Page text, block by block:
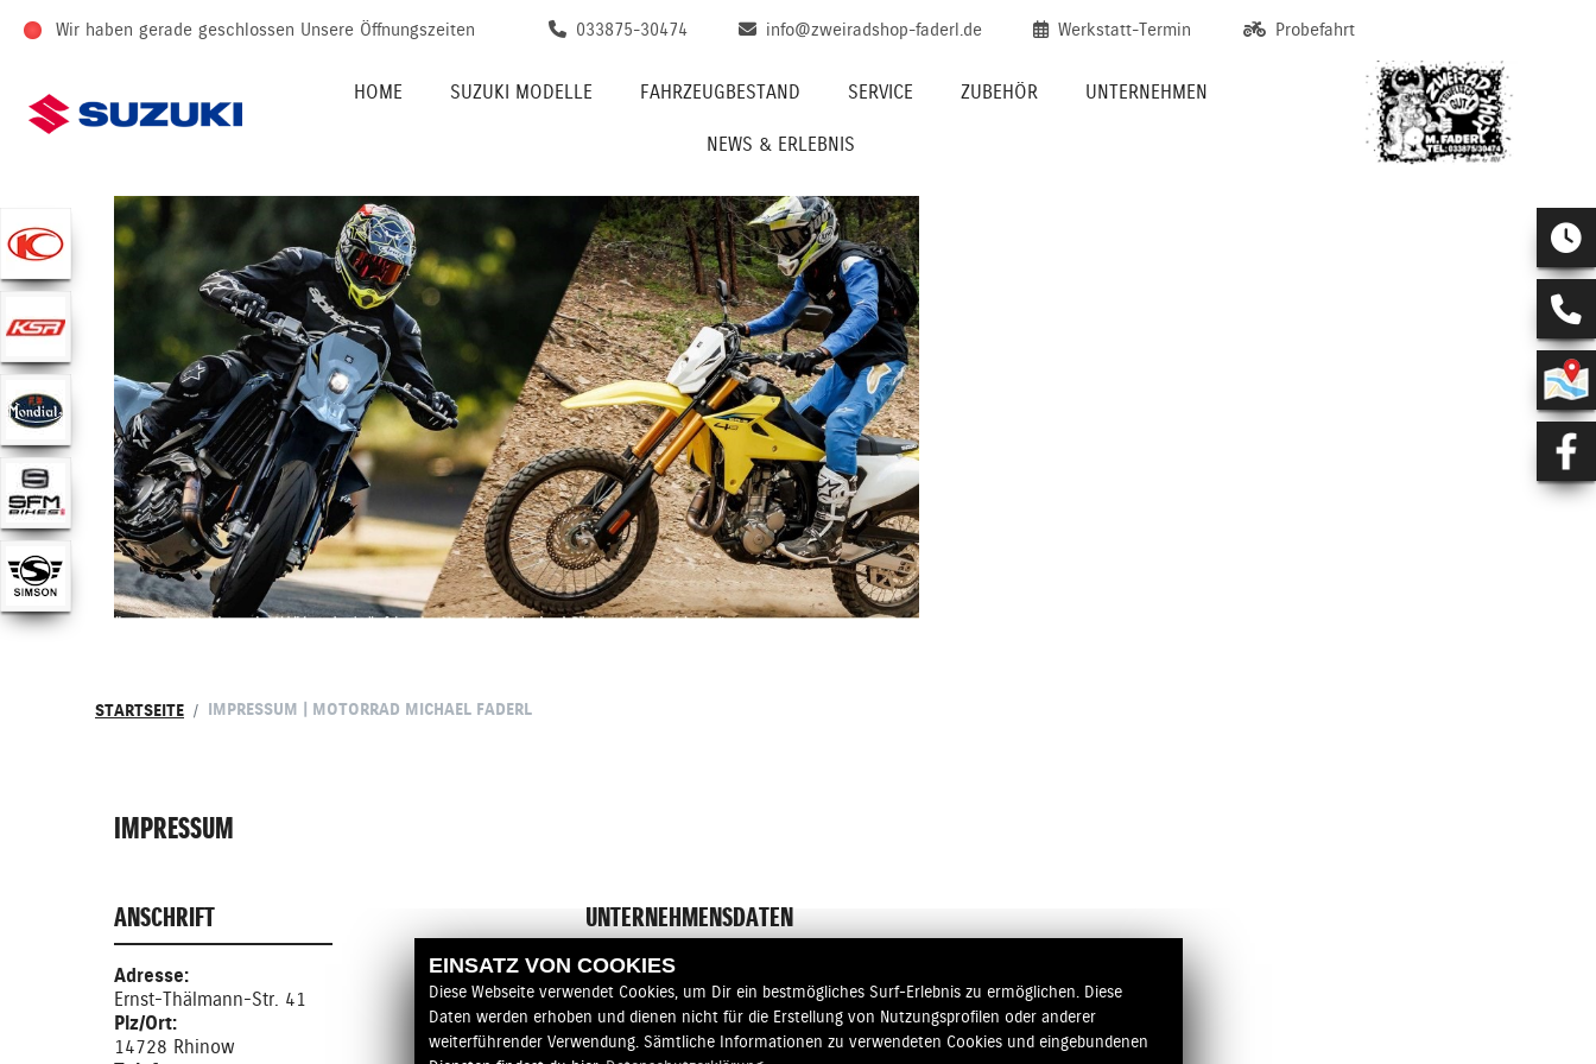
Wir haben gerade geschlossen Unsere Öffnungszeiten 033875-30474 info@zweiradshop-faderl.de Werkstatt-Termin Probefahrt
HOME SUZUKI MODELLE FAHRZEUGBESTAND SERVICE ZUBEHÖR UNTERNEHMEN
NEWS & ERLEBNIS
STARTSEITE IMPRESSUM | MOTORRAD MICHAEL FADERL
IMPRESSUM
ANSCHRIFT
Adresse:
Ernst-Thälmann-Str. 41
Plz/Ort:
14728 Rhinow
UNTERNEHMENSDATEN
Firma:
Zweirad-Shop Michael Faderl
Vertretungsberechtigte(r):
Michael Faderl
EINSATZ VON COOKIES
Diese Webseite verwendet Cookies, um Dir ein bestmögliches Surf-Erlebnis zu ermöglichen. Diese
Daten werden erhoben und dienen nicht für die Erstellung von Nutzungsprofilen oder anderer
weiterführender Verwendung. Sämtliche Informationen zu verwendeten Cookies und eingebundenen